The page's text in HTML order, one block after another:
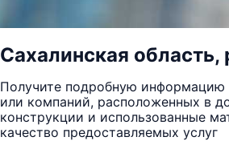
Сахалинская
Получите подробную информацию
или компаний, расположенных в
конструкции и использованные
качество предоставляемых услуг